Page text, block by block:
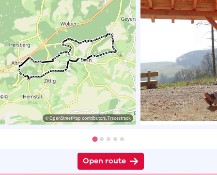
© OpenStreetMap contributors, Tracestrack
Open route